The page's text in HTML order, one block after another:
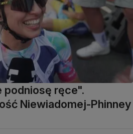
podniosę ręce".
Niewiadomej-Phinney